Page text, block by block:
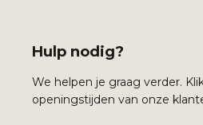
Hulp nodig?
We helpen je graag verder.
openingstijden van onze